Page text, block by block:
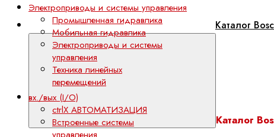
Каталог
Каталог
Электроприводы и системы управления
Промышленная гидравлика
Мобильная гидравлика
Электроприводы и системы
управления
Техника линейных
перемещений
вх./вых (I/O)
ctrlX АВТОМАТИЗАЦИЯ
Встроенные системы
управления